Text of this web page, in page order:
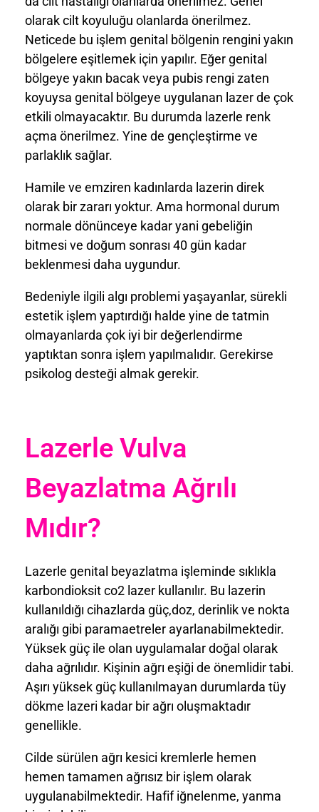
olarak cilt koyuluğu olanlarda önerilmez.
Neticede bu işlem genital bölgenin rengini yakın
bölgelere eşitlemek için yapılır. Eğer genital
bölgeye yakın bacak veya pubis rengi zaten
koyuysa genital bölgeye uygulanan lazer de çok
etkili olmayacaktır. Bu durumda lazerle renk
açma önerilmez. Yine de gençleştirme ve
parlaklık sağlar.
Hamile ve emziren kadınlarda lazerin direk
olarak bir zararı yoktur. Ama hormonal durum
normale dönünceye kadar yani gebeliğin
bitmesi ve doğum sonrası 40 gün kadar
beklenmesi daha uygundur.
Bedeniyle ilgili algı problemi yaşayanlar, sürekli
estetik işlem yaptırdığı halde yine de tatmin
olmayanlarda çok iyi bir değerlendirme
yaptıktan sonra işlem yapılmalıdır. Gerekirse
psikolog desteği almak gerekir.
Lazerle Vulva
Beyazlatma Ağrılı
Mıdır?
Lazerle genital beyazlatma işleminde sıklıkla
karbondioksit co2 lazer kullanılır. Bu lazerin
kullanıldığı cihazlarda güç,doz, derinlik ve nokta
aralığı gibi paramaetreler ayarlanabilmektedir.
Yüksek güç ile olan uygulamalar doğal olarak
daha ağrılıdır. Kişinin ağrı eşiği de önemlidir tabi.
Aşırı yüksek güç kullanılmayan durumlarda tüy
dökme lazeri kadar bir ağrı oluşmaktadır
genellikle.
Cilde sürülen ağrı kesici kremlerle hemen
hemen tamamen ağrısız bir işlem olarak
uygulanabilmektedir. Hafif iğnelenme, yanma